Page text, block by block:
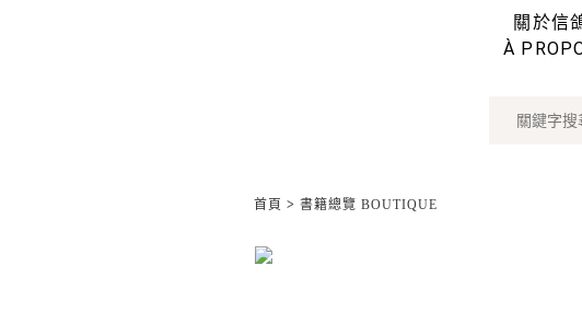
關於信
À
首頁 > 書籍總覽 BOUTIQUE